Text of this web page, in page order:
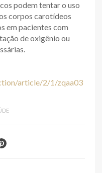
podem tentar o uso
corpos carotídeos
em pacientes com
de oxigênio ou
article/2/1/zqaa03